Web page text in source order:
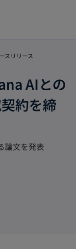
スリリース
AIとの
約を締
論文を発表